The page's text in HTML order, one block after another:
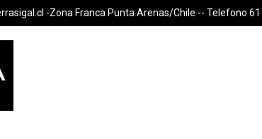
-Zona Franca Punta Arenas/Chile -- Telefono